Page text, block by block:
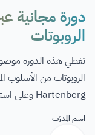
الروبوتات
تغطي هذه الدورة
Hartenberg وعلى استخدام التحولات المتجانسة
اسم المدرّب